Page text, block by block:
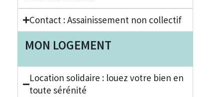
Contact : Assainissement non collectif
MON LOGEMENT
Location solidaire : louez votre bien en
toute sérénité